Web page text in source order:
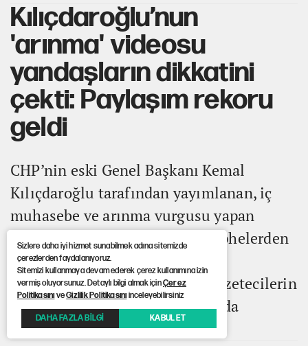
Kılıçdaroğlu’nun
'arınma' videosu
yandaşların dikkatini
çekti: Paylaşım rekoru
geldi
CHP’nin eski Genel Başkanı Kemal
Kılıçdaroğlu tarafından yayımlanan, iç
muhasebe ve arınma vurgusu yapan
video, sosyal medyada farklı cephelerden
yoğun ilgi ve tepki gördü. AKPli
siyasetçiler ve iktidara yakın gazetecilerin
paylaşımları ise gündemi daha da
hareketlendirdi.
Sizlere daha iyi hizmet sunabilmek adına sitemizde
çerezlerden faydalanıyoruz.
Sitemizi kullanmaya devam ederek çerez kullanımına izin
vermiş oluyorsunuz. Detaylı bilgi almak içinÇerez
PolitikasınıveGizlilik Politikasınıinceleyebilirsiniz
DAHA FAZLA BİLGİ KABUL ET